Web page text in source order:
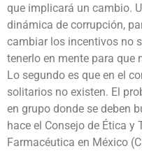
que implicará un cambio.
dinámica de corrupción,
cambiar los incentivos no
tenerlo en mente para que
Lo segundo es que en el
solitarios no existen. El
en grupo donde se deben
hace el Consejo de Ética y
Farmacéutica en México